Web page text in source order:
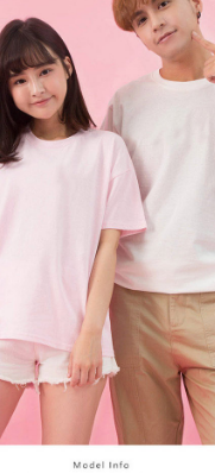
份有限公司提供之「AFTEE先享
範圍內提供個人資料，並將交易
有限公司。
宜，請瀏覽以下網址：
事先徵得法定代理人或監護人之
若未經同意申辦者引起之損失，
後付」時，將依據個別帳號之用
額度；若仍有額度不足之情形，
帳號或使用他人資訊註冊。若發
將有權停止該用戶之使用額度並
含以上)免運費